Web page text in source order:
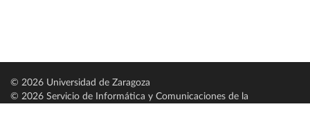
© 2026 Universidad de Zaragoza
© 2026 Servicio de Informática y Comunicaciones de la